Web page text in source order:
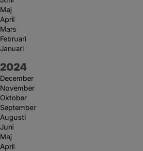
Maj
April
Mars
Februari
Januari
År:
2024
December
November
Oktober
September
Augusti
Juni
Maj
April